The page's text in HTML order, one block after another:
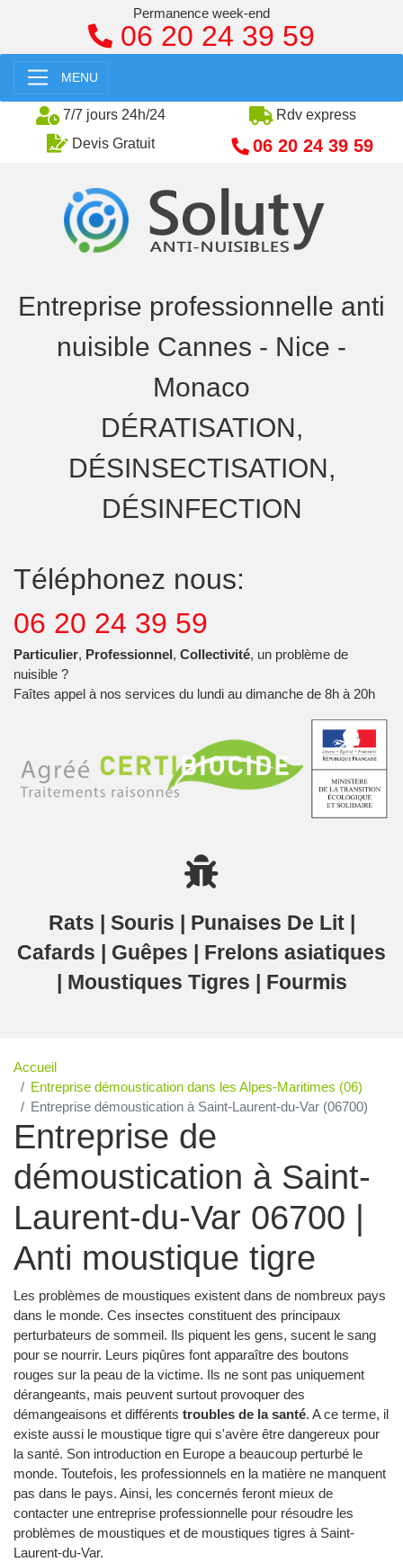
MENU
7/7 jours 24h/24
Rdv express
Devis Gratuit
06 20 24 39 59
Entreprise professionnelle anti
nuisible Cannes - Nice -
Monaco
DÉRATISATION,
DÉSINSECTISATION,
DÉSINFECTION
Téléphonez nous:
06 20 24 39 59
Particulier, Professionnel, Collectivité, un problème de
nuisible ?
Faîtes appel à nos services du lundi au dimanche de 8h à 20h
Rats | Souris | Punaises De Lit |
Cafards | Guêpes | Frelons asiatiques
| Moustiques Tigres | Fourmis
Accueil
Entreprise démoustication dans les Alpes-Maritimes (06)
Entreprise démoustication à Saint-Laurent-du-Var (06700)
Entreprise de
démoustication à Saint-
Laurent-du-Var 06700 |
Anti moustique tigre
Les problèmes de moustiques existent dans de nombreux pays
dans le monde. Ces insectes constituent des principaux
perturbateurs de sommeil. Ils piquent les gens, sucent le sang
pour se nourrir. Leurs piqûres font apparaître des boutons
rouges sur la peau de la victime. Ils ne sont pas uniquement
dérangeants, mais peuvent surtout provoquer des
démangeaisons et différents troubles de la santé. A ce terme, il
existe aussi le moustique tigre qui s'avère être dangereux pour
la santé. Son introduction en Europe a beaucoup perturbé le
monde. Toutefois, les professionnels en la matière ne manquent
pas dans le pays. Ainsi, les concernés feront mieux de
contacter une entreprise professionnelle pour résoudre les
problèmes de moustiques et de moustiques tigres à Saint-
Laurent-du-Var.
Permanence week-end
06 20 24 39 59